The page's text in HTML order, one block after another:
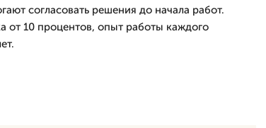
согласовать решения до начала работ.
от 10 процентов, опыт работы каждого